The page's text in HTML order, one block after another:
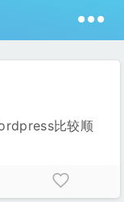
比较顺